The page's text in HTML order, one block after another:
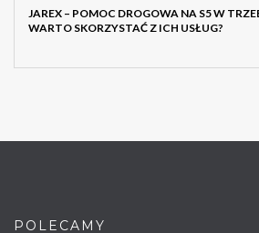
JAREX – POMOC DROGOWA NA S5 W
WARTO SKORZYSTAĆ Z ICH USŁUG?
POLECAMY